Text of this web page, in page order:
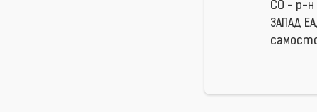
СО - р-н
ЗАПАД